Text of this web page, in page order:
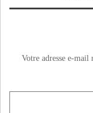
Votre adresse e-mail